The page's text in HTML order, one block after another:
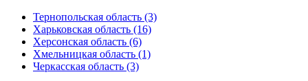
Тернопольская область (3)
Харьковская область (16)
Херсонская область (6)
Хмельницкая область (1)
Черкасская область (3)